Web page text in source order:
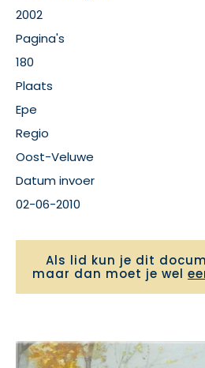
2002
Pagina's
180
Plaats
Epe
Regio
Oost-Veluwe
Datum invoer
02-06-2010
Als lid kun je dit
maar dan moet je wel